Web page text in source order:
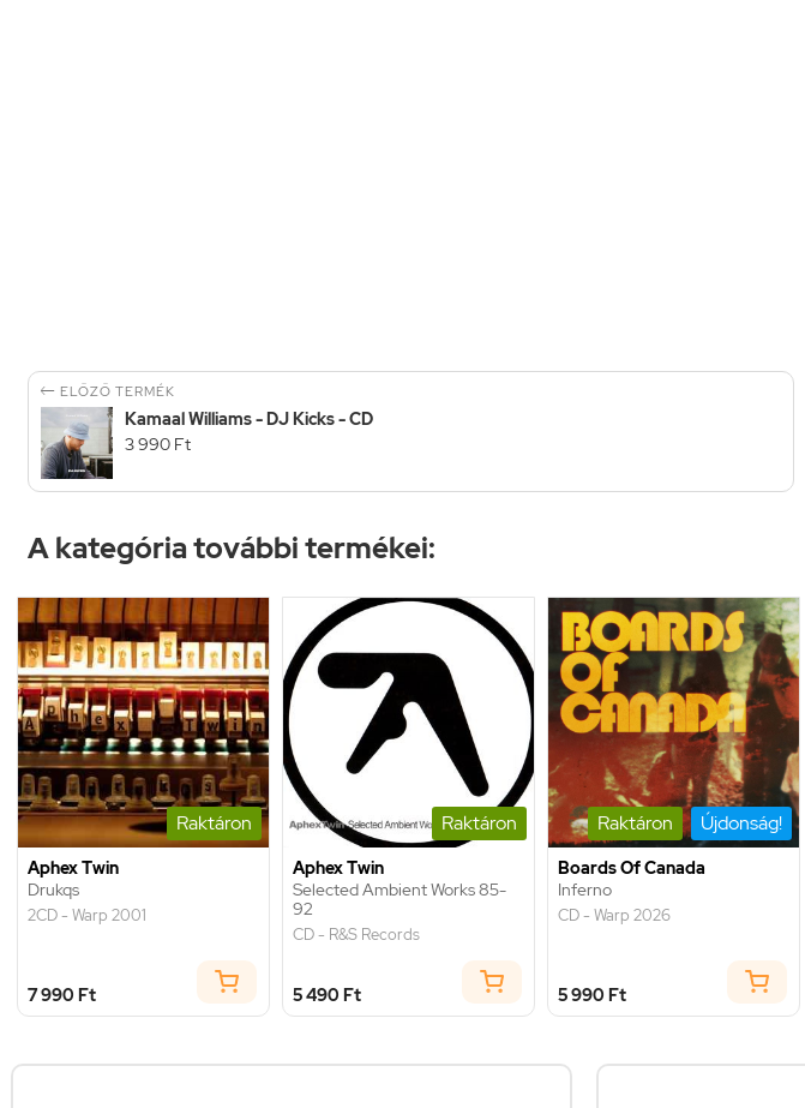
 ELŐZŐ TERMÉK
Kamaal Williams - DJ Kicks - CD
3 990 Ft
A kategória további termékei:
Raktáron
Aphex Twin
Drukqs
2CD - Warp 2001
7 990 Ft
Raktáron
Aphex Twin
Selected Ambient Works 85-
92
CD - R&S Records
5 490 Ft
Raktáron Újdonság!
Boards Of Canada
Inferno
CD - Warp 2026
5 990 Ft